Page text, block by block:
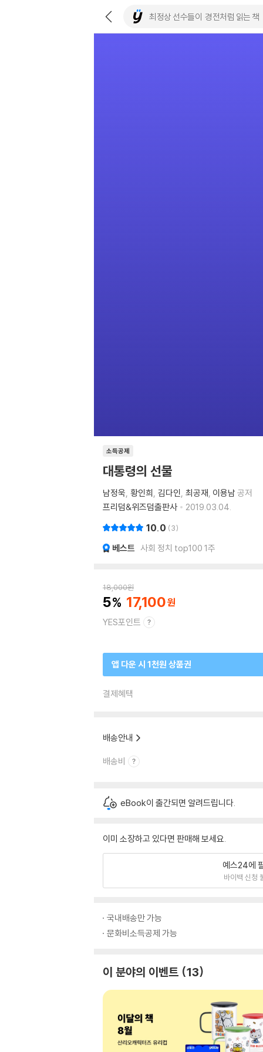
소득공제
대통령의 선물
남정욱 황인희 김다인 최공재 이용남공저
프리덤&위즈덤출판사
2019.03.04.
10.0 3
베스트 사회 정치 top100 1주
18,000원
5 17,100
YES포인트
앱 다운 시 1천원 상품권
결제혜택
배송안내
배송비
eBook이 출간되면 알려드립니다.
이미 소장하고 있다면 판매해 보세요.
예스24에
바이백 신청
국내배송만 가능
문화비소득공제 가능
이 분야의 이벤트 13